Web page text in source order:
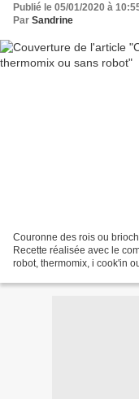
Publié le 05/01/2020 à
Par Sandrine
Couronne des rois ou
Recette réalisée avec le
robot, thermomix, i cook'in